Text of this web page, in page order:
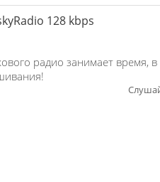
128 kbps
радио занимает время,